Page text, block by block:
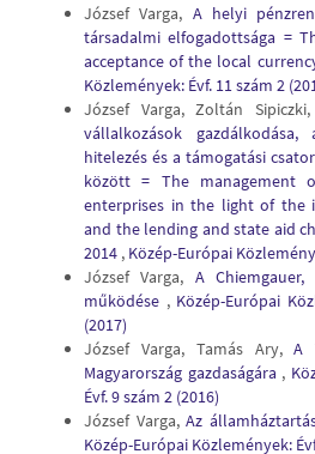
József Varga, A helyi
társadalmi elfogadottsága =
acceptance of the local
Közlemények: Évf. 11 szám 2
József Varga, Zoltán Sipiczki,
vállalkozások
hitelezés és a támogatási
között = The management
enterprises in the light of the
and the lending and state aid
2014 , Közép-Európai
József Varga, A
működése , Közép-Európai
(2017)
József Varga, Tamás Ary,A
Magyarország gazdaságára ,
Évf. 9 szám 2 (2016)
József Varga,Az
Közép-Európai Közlemények: